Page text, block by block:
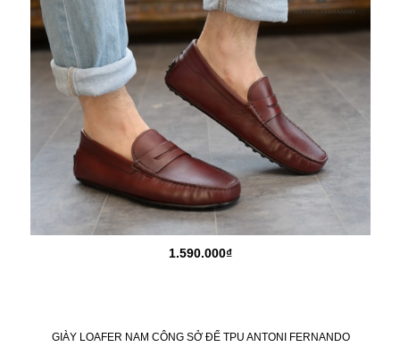
1.590.000₫
GIÀY LOAFER NAM CÔNG SỞ ĐẾ TPU ANTONI FERNANDO